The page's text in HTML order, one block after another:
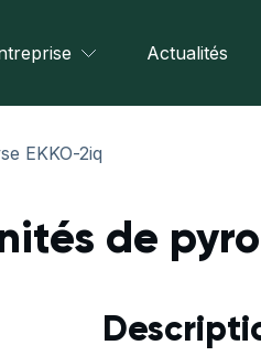
Actualités
EKKO-2iq
de